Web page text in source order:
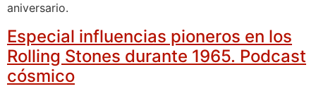
aniversario.
Especial influencias pioneros en los
Rolling Stones durante 1965. Podcast
cósmico